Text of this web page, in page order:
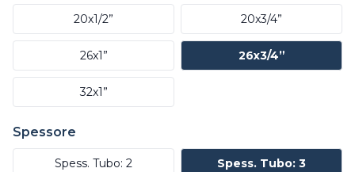
20x1/2” 20x3/4”
26x1” 26x3/4”
32x1”
Spessore
Spess. Tubo: 2 Spess. Tubo: 3